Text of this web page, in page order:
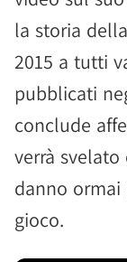
la storia
2015 a tutti
pubblicati
conclude
verrà
danno
gioco.